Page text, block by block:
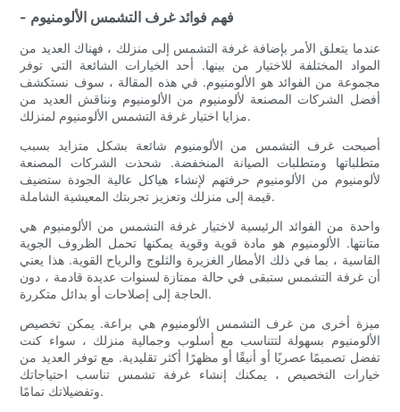
- فهم فوائد غرف التشمس الألومنيوم
عندما يتعلق الأمر بإضافة غرفة التشمس إلى منزلك ، فهناك العديد من
المواد المختلفة للاختيار من بينها. أحد الخيارات الشائعة التي توفر
مجموعة من الفوائد هو الألومنيوم. في هذه المقالة ، سوف نستكشف
أفضل الشركات المصنعة لألومنيوم من الألومنيوم ونناقش العديد من
مزايا اختيار غرفة التشمس الألومنيوم لمنزلك.
أصبحت غرف التشمس من الألومنيوم شائعة بشكل متزايد بسبب
متطلباتها ومتطلبات الصيانة المنخفضة. شحذت الشركات المصنعة
لألومنيوم من الألومنيوم حرفتهم لإنشاء هياكل عالية الجودة ستضيف
قيمة إلى منزلك وتعزيز تجربتك المعيشية الشاملة.
واحدة من الفوائد الرئيسية لاختيار غرفة التشمس من الألومنيوم هي
متانتها. الألومنيوم هو مادة قوية وقوية يمكنها تحمل الظروف الجوية
القاسية ، بما في ذلك الأمطار الغزيرة والثلوج والرياح القوية. هذا يعني
أن غرفة التشمس ستبقى في حالة ممتازة لسنوات عديدة قادمة ، دون
الحاجة إلى إصلاحات أو بدائل متكررة.
ميزة أخرى من غرف التشمس الألومنيوم هي براعة. يمكن تخصيص
الألومنيوم بسهولة لتتناسب مع أسلوب وجمالية منزلك ، سواء كنت
تفضل تصميمًا عصريًا أو أنيقًا أو مظهرًا أكثر تقليدية. مع توفر العديد من
خيارات التخصيص ، يمكنك إنشاء غرفة تشمس تناسب احتياجاتك
وتفضيلاتك تمامًا.